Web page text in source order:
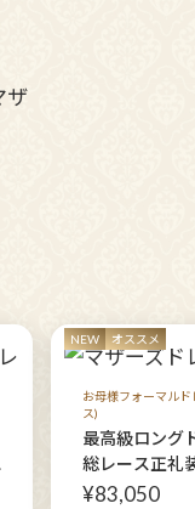
NEW オススメ
お母様フォーマル
ス)
最高級ロン
総レース正礼
【ヘンリーガ
¥83,050